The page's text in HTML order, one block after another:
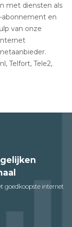
met diensten als
abonnement en
van onze
Telfort, Tele2,
goedkoopste internet